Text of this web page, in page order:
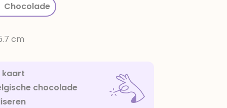
Chocolade
cm
kaart
chocolade